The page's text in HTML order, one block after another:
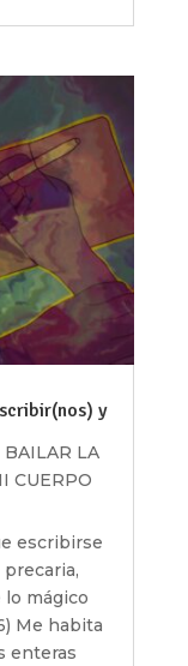
y
BAILAR LA
CUERPO
escribirse
mágico
Me habita
enteras